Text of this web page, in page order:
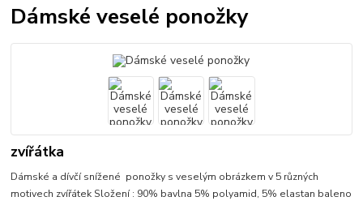
Dámské veselé ponožky
zvířátka
Dámské a dívčí snížené ponožky s veselým obrázkem v 5 různých
motivech zvířátek Složení : 90% bavlna 5% polyamid, 5% elastan baleno